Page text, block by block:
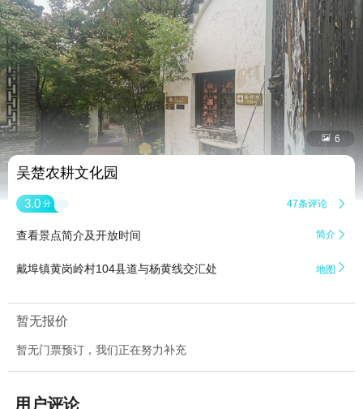
 6
吴楚农耕文化园
3.0 分 47条评论 
查看景点简介及开放时间 简介 
戴埠镇黄岗岭村104县道与杨黄线交汇处 地图 
暂无报价
暂无门票预订，我们正在努力补充
用户评论
